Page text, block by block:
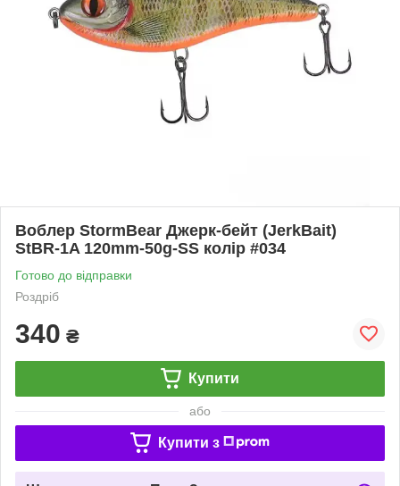
Воблер StormBear Джерк-бейт (JerkBait)
StBR-1A 120mm-50g-SS колір #034
Готово до відправки
Роздріб
340 ₴
Купити
або
Купити з